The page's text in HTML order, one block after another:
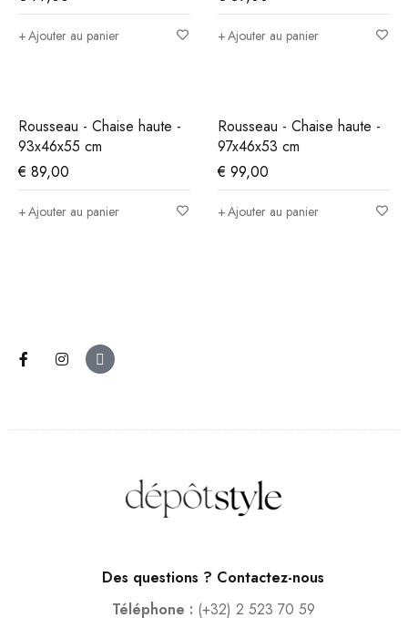
Ajouter au panier Ajouter au panier
Rousseau - Chaise haute -
93x46x55 cm
€ 89,00
Ajouter au panier
Rousseau - Chaise haute -
97x46x53 cm
€ 99,00
Ajouter au panier
Des questions ? Contactez-nous
Téléphone : (+32) 2 523 70 59